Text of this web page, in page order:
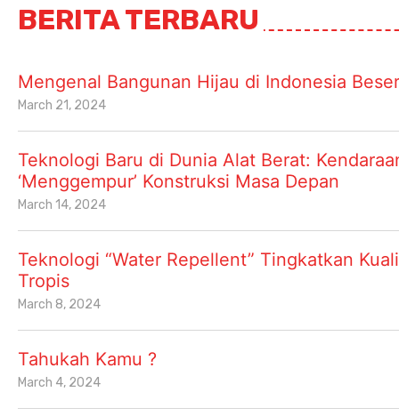
BERITA TERBARU
Mengenal Bangunan Hijau di Indonesia
March 21, 2024
Teknologi Baru di Dunia Alat Berat:
‘Menggempur’ Konstruksi Masa Depan
March 14, 2024
Teknologi “Water Repellent” Tingkatkan
Tropis
March 8, 2024
Tahukah Kamu ?
March 4, 2024